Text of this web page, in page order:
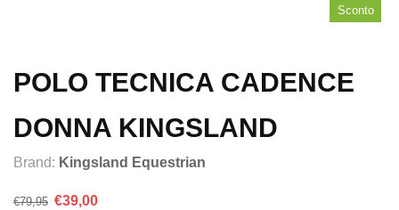
Sconto
POLO TECNICA CADENCE
DONNA KINGSLAND
Brand: Kingsland Equestrian
€79,95 Il
€39,00Il